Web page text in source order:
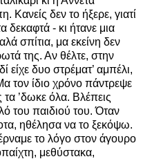
Κανείς δεν το ήξερε, γιατί
δεκαφτά - κι ήτανε μια
σπίτια, μα εκείνη δεν
της. Αν θέλτε, στην
δυο στρέματ’ αμπέλι,
τον ίδιο χρόνο πάντρεψε
τα ’δωκε όλα. Βλέπεις
του παιδιού του. Όταν
ηθέλησα να το ξεκόψω.
το λόγο στον άγουρο
μεθύστακα,